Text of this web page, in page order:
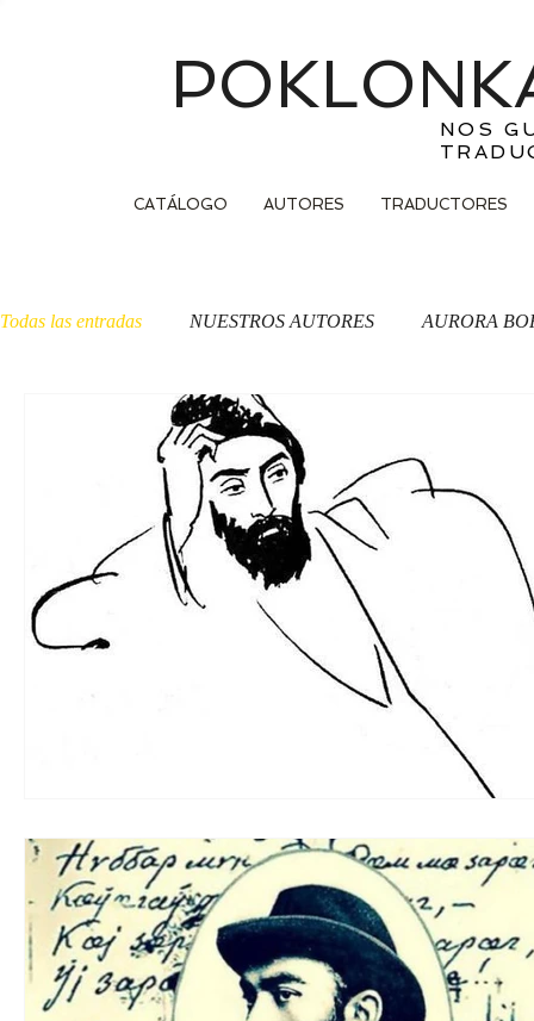
NOS
CATÁLOGO AUTORES TRADUCTORES
Todas las entradas NUESTROS AUTORES AURORA
OTRA CARA DE LA MONEDA